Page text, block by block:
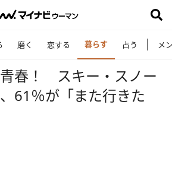
磨く 恋する 暮らす 占う メ
春！ スキー・スノー
61％が「また行きた